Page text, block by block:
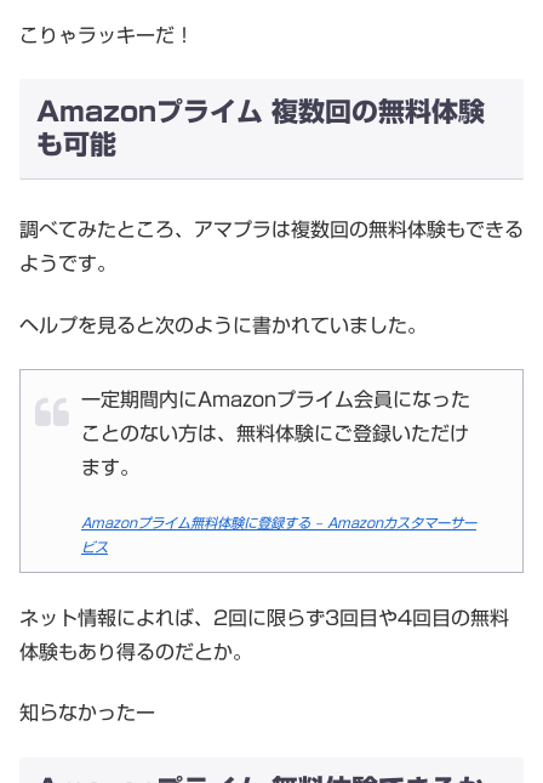
こりゃラッキーだ！
Amazonプライム 複数回の無料体験
も可能
調べてみたところ、アマプラは複数回の無料体験もできる
ようです。
ヘルプを見ると次のように書かれていました。
一定期間内にAmazonプライム会員になった
ことのない方は、無料体験にご登録いただけ
ます。
Amazonプライム無料体験に登録する – Amazonカスタマーサー
ビス
ネット情報によれば、2回に限らず3回目や4回目の無料
体験もあり得るのだとか。
知らなかったー